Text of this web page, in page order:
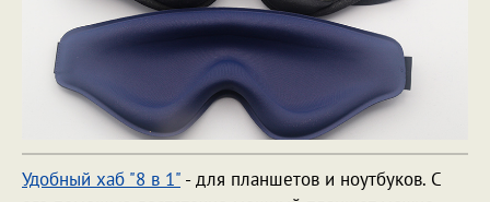
Удобный хаб "8 в 1" - для планшетов и ноутбуков. С